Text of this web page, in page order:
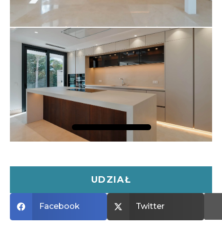
UDZIAŁ
Facebook Twitter